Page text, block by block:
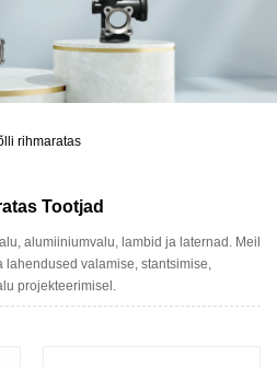
rihmaratas
Tootjad
alumiiniumvalu, lambid ja laternad. Meil
valamise, stantsimise,
projekteerimisel.